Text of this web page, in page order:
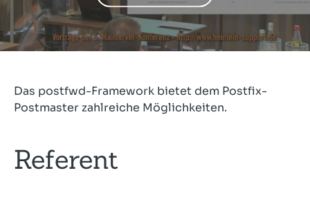
Das postfwd-Framework bietet dem Postfix-
Postmaster zahlreiche Möglichkeiten.
Referent